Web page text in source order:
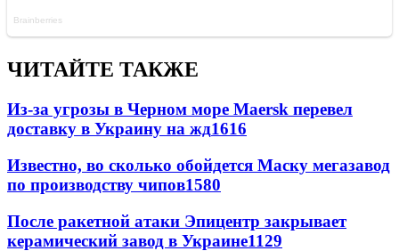
ЧИТАЙТЕ ТАКЖЕ
Из-за угрозы в Черном море Maersk перевел
доставку в Украину на жд1616
Известно, во сколько обойдется Маску мегазавод
по производству чипов1580
После ракетной атаки Эпицентр закрывает
керамический завод в Украине1129